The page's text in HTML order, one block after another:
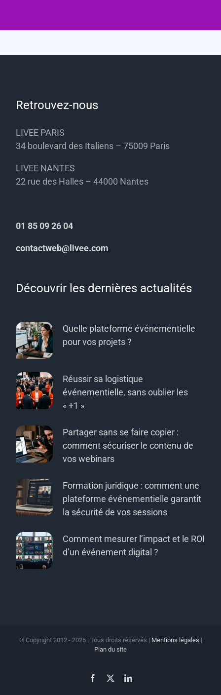
Retrouvez-nous
LIVEE PARIS
34 boulevard des Italiens – 75009 Paris
LIVEE NANTES
22 rue des Halles – 44000 Nantes
01 85 09 26 04
contactweb@livee.com
Découvrir les dernières actualités
Quelle plateforme événementielle
pour vos projets ?
Réussir sa logistique
événementielle, sans oublier les
« +1 »
Partager sans se faire copier :
comment sécuriser le contenu de
vos webinars
Formation juridique : comment une
plateforme événementielle garantit
la sécurité de vos sessions
Comment mesurer l’impact et le ROI
d’un événement digital ?
© Copyright 2012 - 2025 | Tous droits réservés | Mentions légales |
Plan du site
Facebook LinkedIn